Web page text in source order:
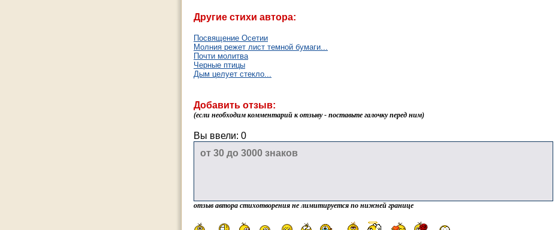
Другие стихи автора:
Посвящение Осетии
Молния режет лист темной бумаги...
Почти молитва
Черные птицы
Дым целует стекло...
Добавить отзыв:
(если необходим комментарий к отзыву - поставьте галочку перед ним)
Вы ввели: 0
отзыв автора стихотворения не лимитируется по нижней границе